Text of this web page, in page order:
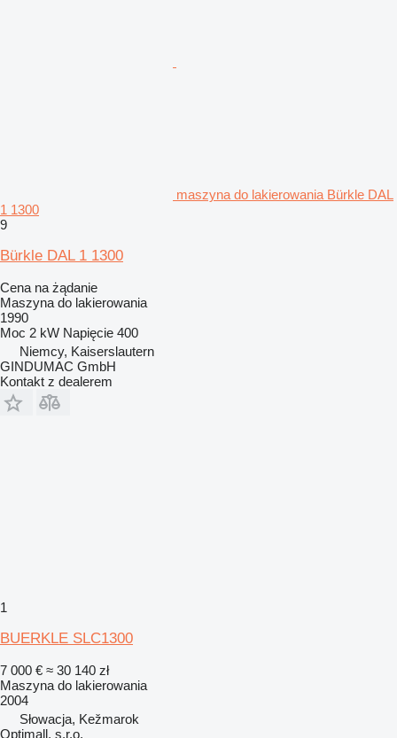
maszyna do lakierowania Bürkle DAL
1 1300
9
Bürkle DAL 1 1300
Cena na żądanie
Maszyna do lakierowania
1990
Moc 2 kW Napięcie 400
Niemcy, Kaiserslautern
GINDUMAC GmbH
Kontakt z dealerem
1
BUERKLE SLC1300
7 000 € ≈ 30 140 zł
Maszyna do lakierowania
2004
Słowacja, Kežmarok
Optimall, s.r.o.